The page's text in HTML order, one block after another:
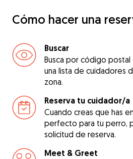
Cómo hacer una
Buscar
Busca por código
una lista de cuidadores
zona.
Reserva tu cuidador/a
Cuando creas que has
perfecto para tu perro,
solicitud de reserva.
Meet & Greet